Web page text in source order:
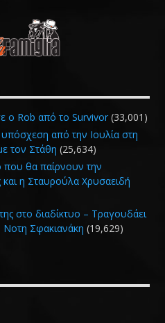
ο Rob από το Survivor (33,001)
από την Ιουλία στη
τον Στάθη (25,634)
θα παίρνουν την
η Σταυρούλα Χρυσαειδή
στο διαδίκτυο – Τραγουδάει
Νοτη Σφακιανάκη (19,629)